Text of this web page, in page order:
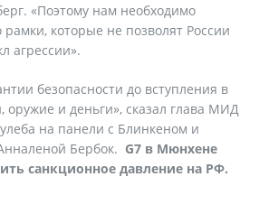
«Поэтому нам необходимо
рамки, которые не позволят России
агрессии».
безопасности до вступления в
и деньги», сказал глава МИД
на панели с Блинкеном и
Бербок. G7 в Мюнхене
санкционное давление на РФ.